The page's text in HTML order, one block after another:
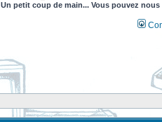
Un petit coup de main... Vous pouvez